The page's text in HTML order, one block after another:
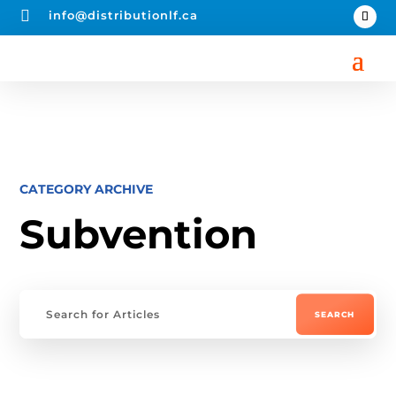
 info@distributionlf.ca
CATEGORY ARCHIVE
Subvention